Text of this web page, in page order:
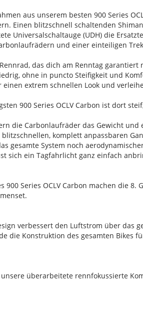
aus unserem besten 900 Series
Einen blitzschnell schaltenden
Universalschaltauge (UDH) die
und einer einteiligen
das dich am Renntag
ohne in puncto Steifigkeit und
extrem schnellen Look und
900 Series OCLV Carbon ist dort
die Carbonlaufräder das Gewicht und
komplett anpassbaren
gesamte System noch
sich ein Tagfahrlicht ganz einfach
Series OCLV Carbon machen die
verbessert den Luftstrom über das
die Konstruktion des gesamten Bikes
überarbeitete rennfokussierte